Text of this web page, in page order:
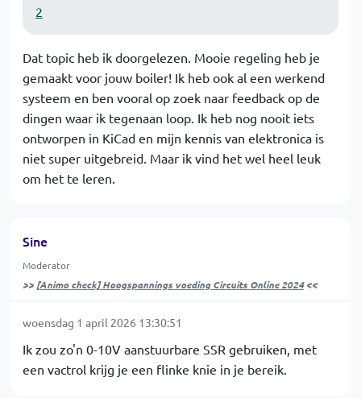
2
Dat topic heb ik doorgelezen. Mooie regeling heb je
gemaakt voor jouw boiler! Ik heb ook al een werkend
systeem en ben vooral op zoek naar feedback op de
dingen waar ik tegenaan loop. Ik heb nog nooit iets
ontworpen in KiCad en mijn kennis van elektronica is
niet super uitgebreid. Maar ik vind het wel heel leuk
om het te leren.
Sine
Moderator
>> [Animo check] Hoogspannings voeding Circuits Online 2024<<
woensdag 1 april 2026 13:30:51
Ik zou zo'n 0-10V aanstuurbare SSR gebruiken, met
een vactrol krijg je een flinke knie in je bereik.